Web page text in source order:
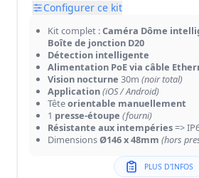
Configurer ce kit
Kit complet :Caméra Dôme
Boîte de jonction D20
Détection intelligente
Alimentation PoE via câble
Vision nocturne 30m (noir total)
Application(iOS / Android)
Têteorientable manuellement
1 presse-étoupe (fourni)
Résistante aux intempéries=>
DimensionsØ146 x 48mm (hors
PLUS D'INFOS